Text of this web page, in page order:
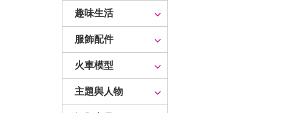
趣味生活
服飾配件
火車模型
主題與人物